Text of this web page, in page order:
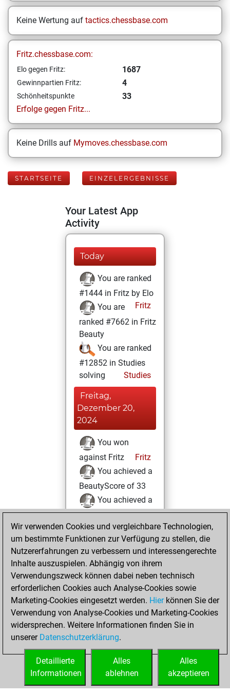
Keine Wertung auf tactics.chessbase.com
Fritz.chessbase.com:
Elo gegen Fritz: 1687
Gewinnpartien Fritz: 4
Schönheitspunkte
33
Erfolge gegen Fritz...
Keine Drills auf Mymoves.chessbase.com
STARTSEITE EINZELERGEBNISSE
Your Latest App
Activity
Today
You are ranked
#1444 in Fritz by Elo
Fritz
You are
ranked #7662 in Fritz
Beauty
You are ranked
#12852 in Studies
solving
Studies
Freitag,
Dezember 20,
2024
You won
against Fritz
Fritz
You achieved a
BeautyScore of 33
You achieved a
new Elo of 1687
Dienstag, Juni 21,
2022
You created
your Studies account
Studies
Mittwoch,
November 17, 2021
You created
your Fritz account
Wir verwenden Cookies und vergleichbare Technologien,
um bestimmte Funktionen zur Verfügung zu stellen, die
Nutzererfahrungen zu verbessern und interessengerechte
Inhalte auszuspielen. Abhängig von ihrem
Verwendungszweck können dabei neben technisch
erforderlichen Cookies auch Analyse-Cookies sowie
Marketing-Cookies eingesetzt werden. Hierkönnen Sie der
Verwendung von Analyse-Cookies und Marketing-Cookies
widersprechen. Weitere Informationen finden Sie in
unserer Datenschutzerklärung.
Alles
akzeptieren
Alles
ablehnen
Detaillierte
Informationen